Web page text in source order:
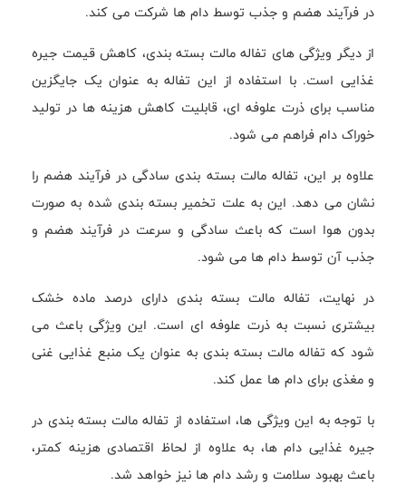
در فرآیند هضم و جذب توسط دام ها شرکت می کند.
از دیگر ویژگی های تفاله مالت بسته بندی، کاهش قیمت جیره
غذایی است. با استفاده از این تفاله به عنوان یک جایگزین
مناسب برای ذرت علوفه ای، قابلیت کاهش هزینه ها در تولید
خوراک دام فراهم می شود.
علاوه بر این، تفاله مالت بسته بندی سادگی در فرآیند هضم را
نشان می دهد. این به علت تخمیر بسته بندی شده به صورت
بدون هوا است که باعث سادگی و سرعت در فرآیند هضم و
جذب آن توسط دام ها می شود.
در نهایت، تفاله مالت بسته بندی دارای درصد ماده خشک
بیشتری نسبت به ذرت علوفه ای است. این ویژگی باعث می
شود که تفاله مالت بسته بندی به عنوان یک منبع غذایی غنی
و مغذی برای دام ها عمل کند.
با توجه به این ویژگی ها، استفاده از تفاله مالت بسته بندی در
جیره غذایی دام ها، به علاوه از لحاظ اقتصادی هزینه کمتر،
باعث بهبود سلامت و رشد دام ها نیز خواهد شد.